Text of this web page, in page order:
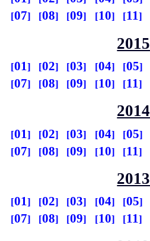
07
08 09 10 11
2015
01 02 03 04 05
07
08 09 10 11
2014
01 02 03 04 05
07
08 09 10 11
2013
01 02 03 04 05
07
08 09 10 11